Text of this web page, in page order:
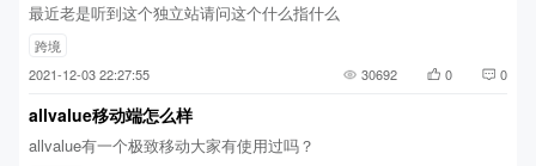
最近老是听到这个独立站请问这个什么指什么
跨境
2021-12-03 22:27:55
30692 0 0
allvalue移动端怎么样
allvalue有一个极致移动大家有使用过吗？